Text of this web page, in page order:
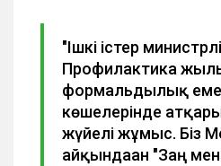
"Ішкі істер
Профилактика
формальдылық
көшелерінде
жүйелі жұмыс. Біз
айқындаған "Заң мен